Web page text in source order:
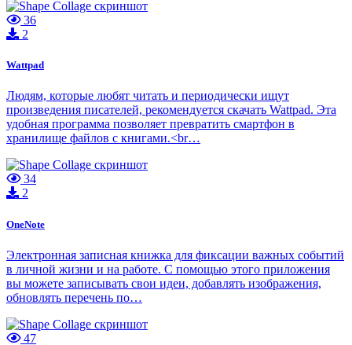
36
2
Wattpad
Людям, которые любят читать и периодически ищут
произведения писателей, рекомендуется скачать Wattpad. Эта
удобная программа позволяет превратить смартфон в
хранилище файлов с книгами.<br…
34
2
OneNote
Электронная записная книжка для фиксации важных событий
в личной жизни и на работе. С помощью этого приложения
вы можете записывать свои идеи, добавлять изображения,
обновлять перечень по…
47